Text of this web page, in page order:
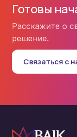
Готовы
Расскажите о
решение.
Связаться с